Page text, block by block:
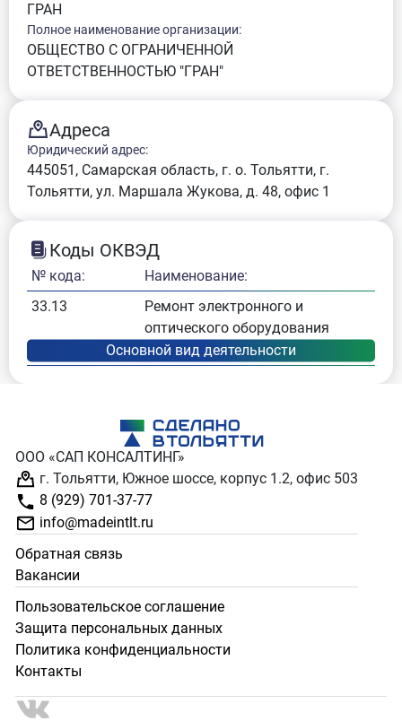
ГРАН
Полное наименование организации:
ОБЩЕСТВО С ОГРАНИЧЕННОЙ
ОТВЕТСТВЕННОСТЬЮ "ГРАН"
Адреса
Юридический адрес:
445051, Самарская область, г. о. Тольятти, г.
Тольятти, ул. Маршала Жукова, д. 48, офис 1
Коды ОКВЭД
№ кода:
Наименование:
33.13
Ремонт электронного и
оптического оборудования
ООО «САП КОНСАЛТИНГ»
г. Тольятти, Южное шоссе, корпус 1.2, офис 503
8 (929) 701-37-77
info@madeintlt.ru
Обратная связь
Вакансии
Пользовательское соглашение
Защита персональных данных
Политика конфиденциальности
Контакты